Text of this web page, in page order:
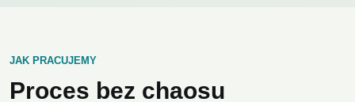
JAK PRACUJEMY
Proces bez chaosu